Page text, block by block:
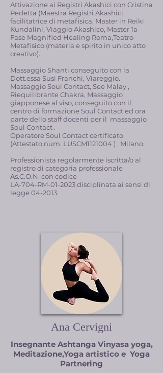
Attivazione ai Registri Akashici con Cristina
Pedetta (Maestra Registri Akashici,
facilitatrice di metafisica, Master in Reiki
Kundalini, Viaggio Akashico, Master 1a
Fase Magnified Healing Roma,Teatro
Metafisico (materia e spirito in unico atto
creativo).
Massaggio Shanti conseguito con la
Dott.essa Susi Franchi, Viareggio.
Massaggio Soul Contact, See Malay ,
Riequilibrante Chakra, Massaggio
giapponese al viso, conseguito con il
centro di formazione Soul Contact ed ora
parte dello staff docenti per il massaggio
Soul Contact .
Operatore Soul Contact certificato
(Attestato num. LUSCM1121004 ) , Milano.
Professionista regolarmente iscritta/o al
registro di categoria professionale
As.C.O.N. con codice
LA-704-RM-01-2023 disciplinata ai sensi di
legge 04-2013.
Ana Cervigni
Insegnante Ashtanga Vinyasa yoga,
Meditazione,Yoga artistico e Yoga
Partnering